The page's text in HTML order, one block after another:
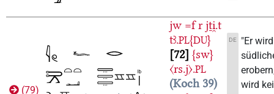
(79)
jw =f r jṯi̯.t
tꜣ.PL{DU}
72 {sw}
〈rs.j〉.PL
Koch 39
DE
"Er
wird